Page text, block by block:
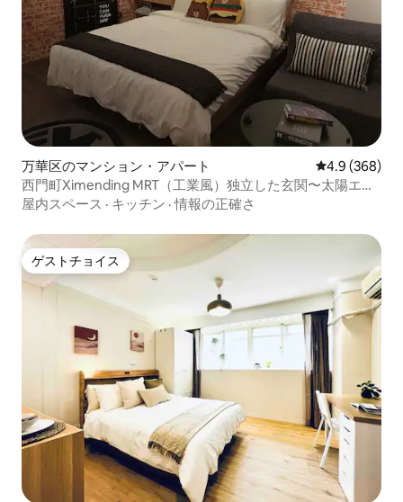
万華区のマンション・アパート レビュー368
4.9 (368)
西門町Ximending MRT（工業風）独立した玄関〜太陽エレ
ベーター2〜3人〜新しい内装〜駅近く〜静か
屋内スペース · キッチン ·情報の正確さ
ゲストチョイス
ゲストチョイス